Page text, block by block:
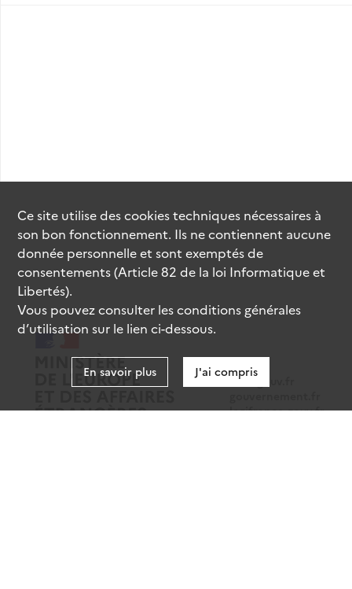
data.gouv.fr
legifrance.gouv.fr
Ce site utilise descookiestechniques nécessaires à
son bon fonctionnement. Ils ne contiennent aucune
donnée personnelle et sont exemptés de
consentements (Article 82 de la loi Informatique et
Libertés).
Vous pouvez consulter les conditions générales
d’utilisation sur le lien ci-dessous.
En savoir plus J'ai compris